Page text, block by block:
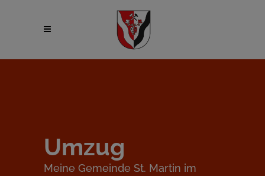
Umzug
Meine Gemeinde St. Martin im